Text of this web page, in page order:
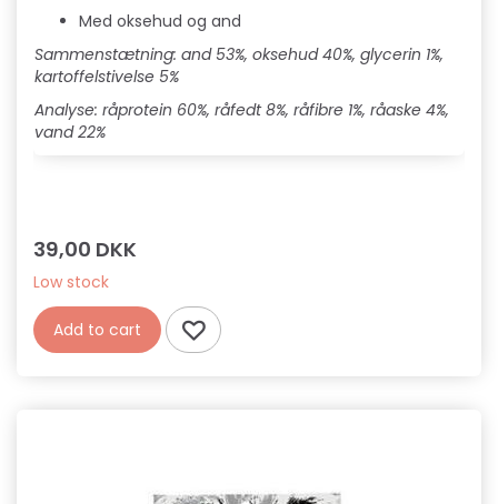
Med oksehud og and
Sammenstætning: and 53%, oksehud 40%, glycerin 1%,
kartoffelstivelse 5%
Analyse: råprotein 60%, råfedt 8%, råfibre 1%, råaske 4%,
vand 22%
39,00 DKK
Low stock
Add to cart